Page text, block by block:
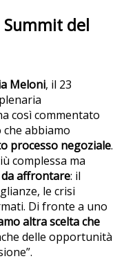
Summit del
Meloni, il 23
così commentato
che abbiamo
processo negoziale.
complessa ma
affrontare: il
le crisi
Di fronte a uno
altra scelta che
delle opportunità